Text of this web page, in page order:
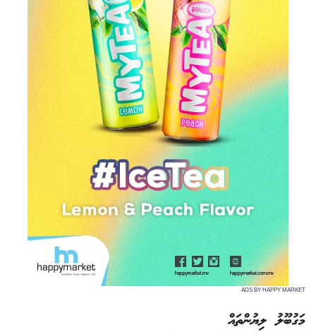
ADS BY HAPPY MARKET
މަގުބޫލު ލިޔުންތައް